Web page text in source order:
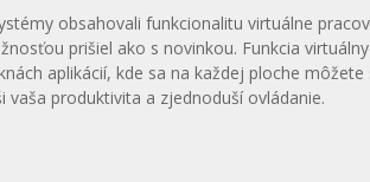
obsahovali funkcionalitu virtuálne
prišiel ako s novinkou. Funkcia
aplikácií, kde sa na každej ploche
produktivita a zjednoduší ovládanie.